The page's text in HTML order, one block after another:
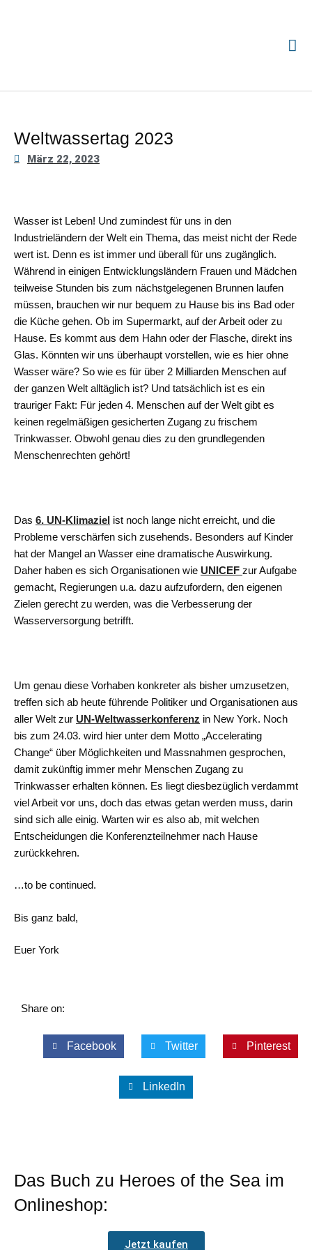
Weltwassertag 2023
März 22, 2023
Wasser ist Leben! Und zumindest für uns in den
Industrieländern der Welt ein Thema, das meist nicht der Rede
wert ist. Denn es ist immer und überall für uns zugänglich.
Während in einigen Entwicklungsländern Frauen und Mädchen
teilweise Stunden bis zum nächstgelegenen Brunnen laufen
müssen, brauchen wir nur bequem zu Hause bis ins Bad oder
die Küche gehen. Ob im Supermarkt, auf der Arbeit oder zu
Hause. Es kommt aus dem Hahn oder der Flasche, direkt ins
Glas. Könnten wir uns überhaupt vorstellen, wie es hier ohne
Wasser wäre? So wie es für über 2 Milliarden Menschen auf
der ganzen Welt alltäglich ist? Und tatsächlich ist es ein
trauriger Fakt: Für jeden 4. Menschen auf der Welt gibt es
keinen regelmäßigen gesicherten Zugang zu frischem
Trinkwasser. Obwohl genau dies zu den grundlegenden
Menschenrechten gehört!
Das 6. UN-Klimaziel ist noch lange nicht erreicht, und die
Probleme verschärfen sich zusehends. Besonders auf Kinder
hat der Mangel an Wasser eine dramatische Auswirkung.
Daher haben es sich Organisationen wie UNICEF zur Aufgabe
gemacht, Regierungen u.a. dazu aufzufordern, den eigenen
Zielen gerecht zu werden, was die Verbesserung der
Wasserversorgung betrifft.
Um genau diese Vorhaben konkreter als bisher umzusetzen,
treffen sich ab heute führende Politiker und Organisationen aus
aller Welt zur UN-Weltwasserkonferenz in New York. Noch
bis zum 24.03. wird hier unter dem Motto „Accelerating
Change“ über Möglichkeiten und Massnahmen gesprochen,
damit zukünftig immer mehr Menschen Zugang zu
Trinkwasser erhalten können. Es liegt diesbezüglich verdammt
viel Arbeit vor uns, doch das etwas getan werden muss, darin
sind sich alle einig. Warten wir es also ab, mit welchen
Entscheidungen die Konferenzteilnehmer nach Hause
zurückkehren.
…to be continued.
Bis ganz bald,
Euer York
Share on:
Facebook Twitter Pinterest
LinkedIn
Das Buch zu Heroes of the Sea im
Onlineshop:
Jetzt kaufen